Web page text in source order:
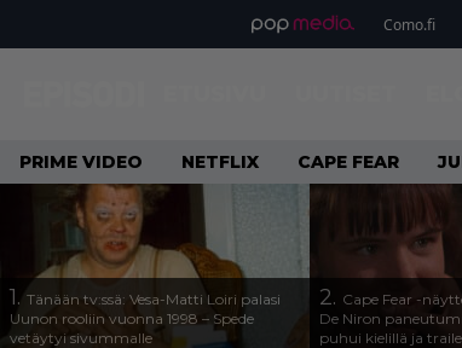
Como.fi
PRIME VIDEO NETFLIX CAPE FEAR
1. Tänään tv:ssä: Vesa-Matti Loiri palasi
Uunon rooliin vuonna 1998 – Spede
vetäytyi sivummalle
2. Cape Fear -
De Niron
puhui kielillä ja